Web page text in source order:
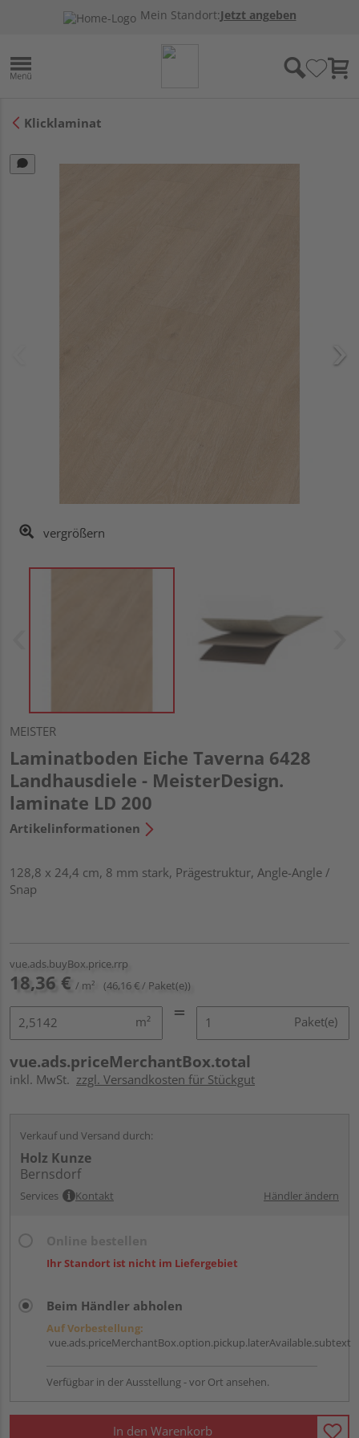
Mein Standort:Jetzt angeben
Klicklaminat
vergrößern
MEISTER
Laminatboden Eiche Taverna 6428
Landhausdiele - MeisterDesign.
laminate LD 200
Artikelinformationen
128,8 x 24,4 cm, 8 mm stark, Prägestruktur, Angle-Angle /
Snap
vue.ads.buyBox.price.rrp
18,36 € / m² (46,16 € / Paket(e))
m² Paket(e)
vue.ads.priceMerchantBox.total
inkl. MwSt. zzgl. Versandkosten für Stückgut
Verkauf und Versand durch:
Holz Kunze
Bernsdorf
Services Kontakt Händler ändern
Ihr Standort ist nicht im Liefergebiet
Beim Händler abholen
Auf Vorbestellung:
vue.ads.priceMerchantBox.option.pickup.laterAvailable.subtext
Verfügbar in der Ausstellung - vor Ort ansehen.
In den Warenkorb